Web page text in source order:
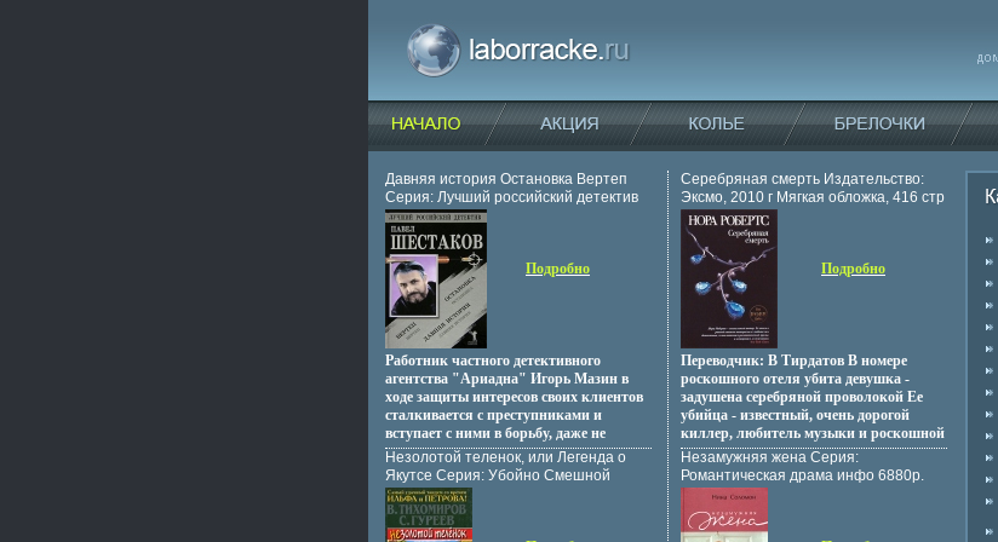
Давняя история Остановка Вертеп
Серия: Лучший российский детектив
инфо 3071o.
Подробно
Работник частного детективного
агентства "Ариадна" Игорь Мазин в
ходе защиты интересов своих клиентов
сталкивается с преступниками и
вступает с ними в борьбу, даже не
подозревая, к чему это приведетващзр
Содержание Давняя история c 5-208
Остановка c 209-394 Вертеп c 395-636
Автор Павел Шестаков.
Незолотой теленок, или Легенда о
Якутсе Серия: Убойно Смешной
Детектив инфо 4788p.
Серебряная смерть Издательство:
Эксмо, 2010 г Мягкая обложка, 416 стр
ISBN 978-5-699-39730-3 Тираж: 10000
экз Формат: 70x100/32 (~120х165 мм)
инфо 4671p.
Подробно
Переводчик: В Тирдатов В номере
роскошного отеля убита девушка -
задушена серебряной проволокой Ее
убийца - известный, очень дорогой
киллер, любитель музыки и роскошной
жизни, за которым вот уже
двадвашчжцать лет безуспешно
гоняются ФБР и Интерпол Теперь за
нью-йоркской полиции Она знает
Незамужняя жена Серия:
Романтическая драма инфо 6880p.